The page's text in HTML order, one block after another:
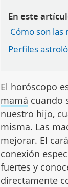
En este
Cómo son las
Perfiles
El horóscopo
mamá cuando
nuestro hijo,
misma. Las
mejorar. El
conexión
fuertes y
directamente